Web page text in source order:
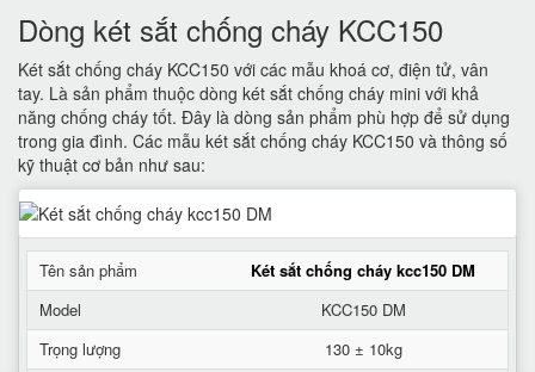
Dòng két sắt chống cháy KCC150
Két sắt chống cháy KCC150 với các mẫu khoá cơ, điện tử, vân
tay. Là sản phẩm thuộc dòng két sắt chống cháy mini với khả
năng chống cháy tốt. Đây là dòng sản phẩm phù hợp để sử dụng
trong gia đình. Các mẫu két sắt chống cháy KCC150 và thông số
kỹ thuật cơ bản như sau:
Tên sản phẩm
Két sắt chống cháy kcc150 DM
Model
KCC150 DM
Trọng lượng
130 ± 10kg